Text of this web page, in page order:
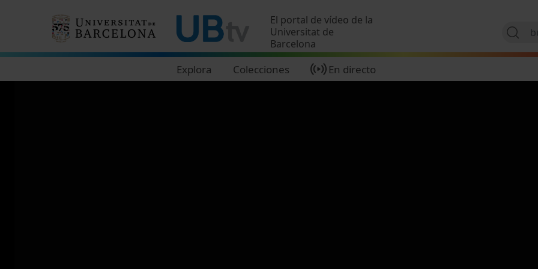
El portal de vídeo de la
Universitat de
Barcelona
Explora Colecciones En directo